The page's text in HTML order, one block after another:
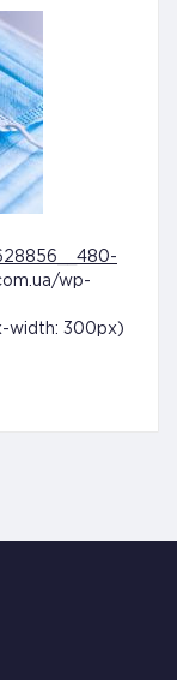
wp-
width: 300px)